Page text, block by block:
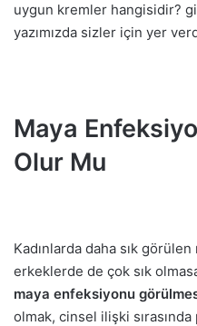
uygun kremler hangisidir?
yazımızda sizler için yer
Maya
Olur Mu
Kadınlarda daha sık
erkeklerde de çok sık
maya enfeksiyonu
olmak, cinsel ilişki